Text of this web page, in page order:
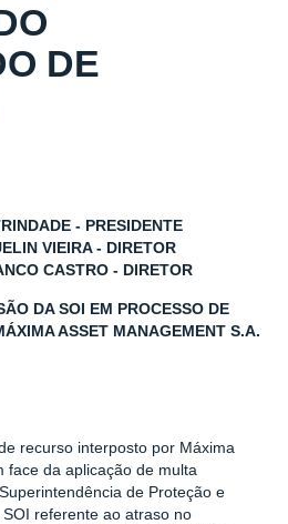
DE
- PRESIDENTE
VIEIRA - DIRETOR
CASTRO - DIRETOR
DA SOI EM PROCESSO DE
ASSET MANAGEMENT S.A.
recurso interposto por Máxima
face da aplicação de multa
de Proteção e
referente ao atraso no